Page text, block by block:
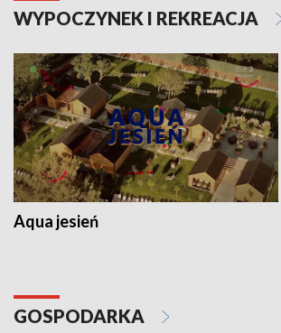
WYPOCZYNEK I REKREACJA
Aqua jesień
GOSPODARKA